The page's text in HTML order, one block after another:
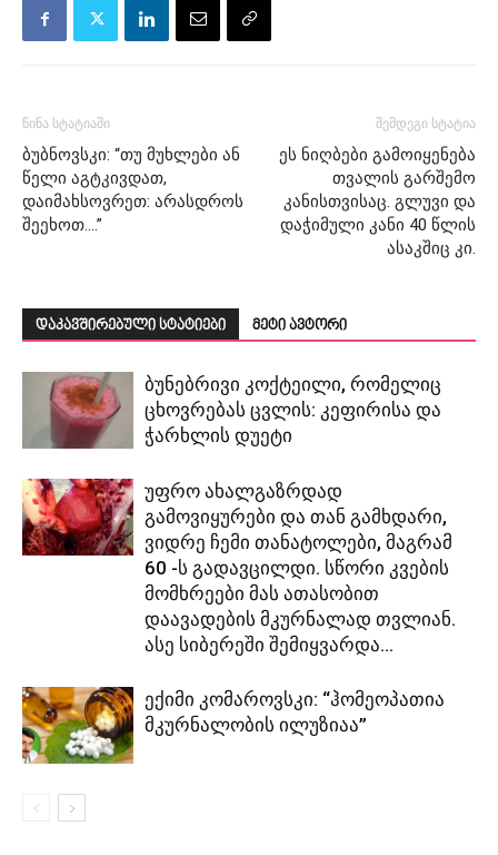
წინა სტატიაში
ბუბნოვსკი: “თუ მუხლები ან
წელი აგტკივდათ,
დაიმახსოვრეთ: არასდროს
შეეხოთ….”
შემდეგი სტატია
ეს ნიღბები გამოიყენება
თვალის გარშემო
კანისთვისაც. გლუვი და
დაჭიმული კანი 40 წლის
ასაკშიც კი.
დაკავშირებული სტატიები მეტი ავტორი
ბუნებრივი კოქტეილი, რომელიც
ცხოვრებას ცვლის: კეფირისა და
ჭარხლის დუეტი
უფრო ახალგაზრდად
გამოვიყურები და თან გამხდარი,
ვიდრე ჩემი თანატოლები, მაგრამ
60 -ს გადავცილდი. სწორი კვების
მომხრეები მას ათასობით
დაავადების მკურნალად თვლიან.
ასე სიბერეში შემიყვარდა...
ექიმი კომაროვსკი: “ჰომეოპათია
მკურნალობის ილუზიაა”